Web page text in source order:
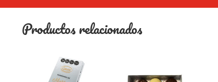
Productos relacionados